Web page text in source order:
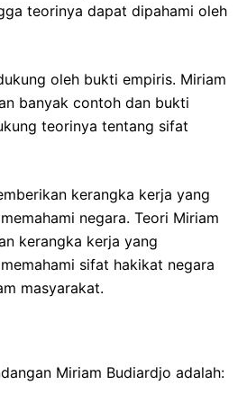
teorinya dapat dipahami oleh
oleh bukti empiris. Miriam
banyak contoh dan bukti
teorinya tentang sifat
kerangka kerja yang
negara. Teori Miriam
kerangka kerja yang
sifat hakikat negara
masyarakat.
Miriam Budiardjo adalah: